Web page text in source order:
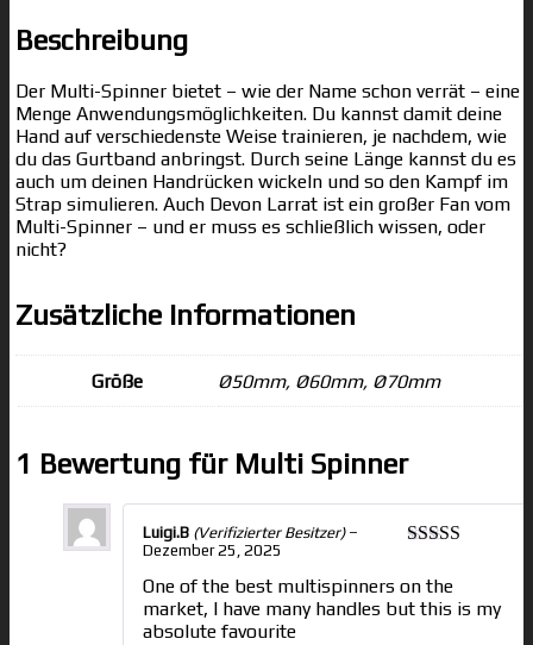
Beschreibung
Der Multi-Spinner bietet – wie der Name schon verrät – eine
Menge Anwendungsmöglichkeiten. Du kannst damit deine
Hand auf verschiedenste Weise trainieren, je nachdem, wie
du das Gurtband anbringst. Durch seine Länge kannst du es
auch um deinen Handrücken wickeln und so den Kampf im
Strap simulieren. Auch Devon Larrat ist ein großer Fan vom
Multi-Spinner – und er muss es schließlich wissen, oder
nicht?
Zusätzliche Informationen
Größe Ø50mm, Ø60mm, Ø70mm
1 Bewertung für Multi Spinner
mit5von 5
Luigi.B (Verifizierter Besitzer) –
Dezember 25, 2025
One of the best multispinners on the
market, I have many handles but this is my
absolute favourite